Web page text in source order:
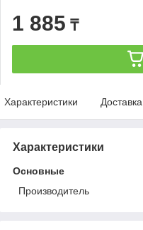
1 885 ₸
Характеристики Доставка
Характеристики
Основные
Производитель